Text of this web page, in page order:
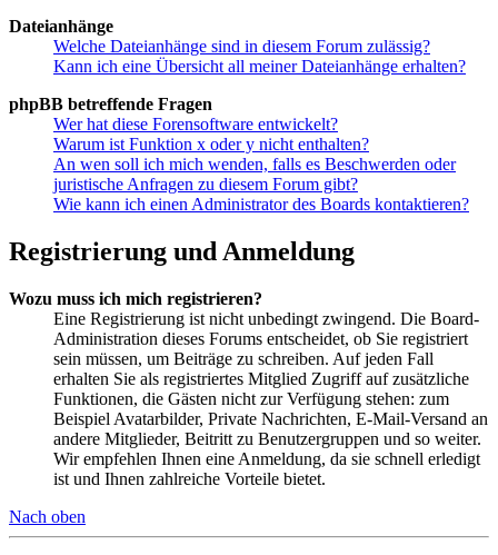
Dateianhänge
Welche Dateianhänge sind in diesem Forum zulässig?
Kann ich eine Übersicht all meiner Dateianhänge erhalten?
phpBB betreffende Fragen
Wer hat diese Forensoftware entwickelt?
Warum ist Funktion x oder y nicht enthalten?
An wen soll ich mich wenden, falls es Beschwerden oder
juristische Anfragen zu diesem Forum gibt?
Wie kann ich einen Administrator des Boards kontaktieren?
Registrierung und Anmeldung
Wozu muss ich mich registrieren?
Eine Registrierung ist nicht unbedingt zwingend. Die Board-
Administration dieses Forums entscheidet, ob Sie registriert
sein müssen, um Beiträge zu schreiben. Auf jeden Fall
erhalten Sie als registriertes Mitglied Zugriff auf zusätzliche
Funktionen, die Gästen nicht zur Verfügung stehen: zum
Beispiel Avatarbilder, Private Nachrichten, E-Mail-Versand an
andere Mitglieder, Beitritt zu Benutzergruppen und so weiter.
Wir empfehlen Ihnen eine Anmeldung, da sie schnell erledigt
ist und Ihnen zahlreiche Vorteile bietet.
Nach oben